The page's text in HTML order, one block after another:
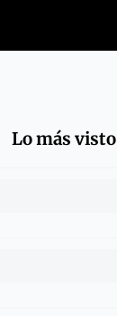
Lo más visto